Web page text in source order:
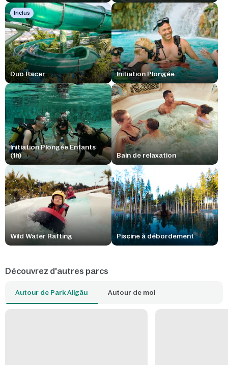
Inclus
Duo Racer Initiation Plongée
Initiation Plongée Enfants
(1h)
Bain de relaxation
Wild Water Rafting Piscine à débordement
Découvrez d'autres parcs
Autour de Park Allgäu Autour de moi